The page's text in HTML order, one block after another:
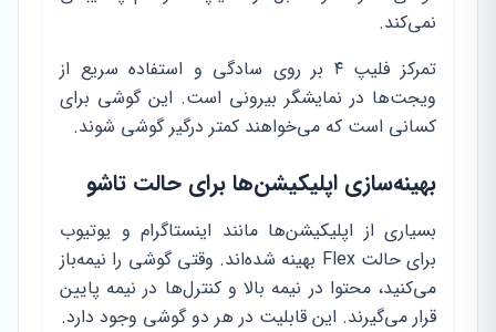
نمی‌کند.
تمرکز فلیپ ۴ بر روی سادگی و استفاده سریع از
ویجت‌ها در نمایشگر بیرونی است. این گوشی برای
کسانی است که می‌خواهند کمتر درگیر گوشی شوند.
بهینه‌سازی اپلیکیشن‌ها برای حالت تاشو
بسیاری از اپلیکیشن‌ها مانند اینستاگرام و یوتیوب
برای حالت Flex بهینه شده‌اند. وقتی گوشی را نیمه‌باز
می‌کنید، محتوا در نیمه بالا و کنترل‌ها در نیمه پایین
قرار می‌گیرند. این قابلیت در هر دو گوشی وجود دارد.